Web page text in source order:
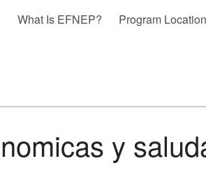
What Is EFNEP? Program
y